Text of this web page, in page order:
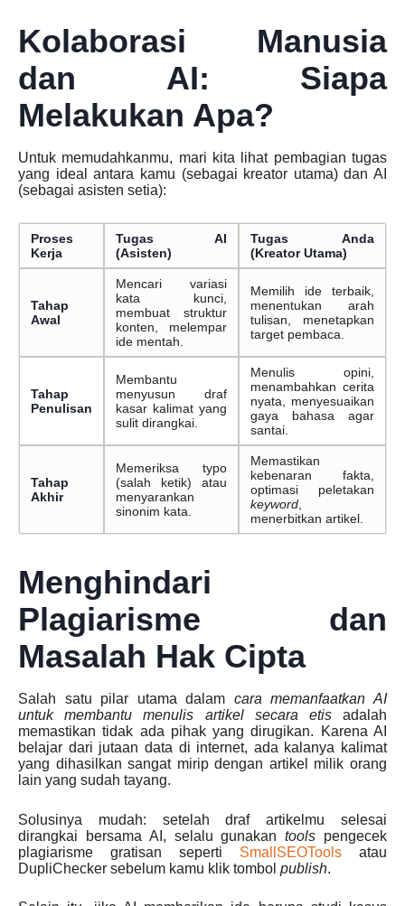
Kolaborasi Manusia
dan AI: Siapa
Melakukan Apa?
Untuk memudahkanmu, mari kita lihat pembagian tugas
yang ideal antara kamu (sebagai kreator utama) dan AI
(sebagai asisten setia):
Proses
Kerja
Tugas AI
(Asisten)
Tugas Anda
(Kreator Utama)
Tahap
Awal
Mencari variasi
kata kunci,
membuat struktur
konten, melempar
ide mentah.
Memilih ide terbaik,
menentukan arah
tulisan, menetapkan
target pembaca.
Tahap
Penulisan
Membantu
menyusun draf
kasar kalimat yang
sulit dirangkai.
Menulis opini,
menambahkan cerita
nyata, menyesuaikan
gaya bahasa agar
santai.
Tahap
Akhir
Memeriksa typo
(salah ketik) atau
menyarankan
sinonim kata.
Memastikan
kebenaran fakta,
optimasi peletakan
keyword
menerbitkan artikel.
Menghindari
Plagiarisme dan
Masalah Hak Cipta
Salah satu pilar utama dalam cara memanfaatkan AI
untuk membantu menulis artikel secara etisadalah
memastikan tidak ada pihak yang dirugikan. Karena AI
belajar dari jutaan data di internet, ada kalanya kalimat
yang dihasilkan sangat mirip dengan artikel milik orang
lain yang sudah tayang.
Solusinya mudah: setelah draf artikelmu selesai
dirangkai bersama AI, selalu gunakantools pengecek
plagiarisme gratisan seperti SmallSEOTools atau
DupliChecker sebelum kamu klik tombol publish.